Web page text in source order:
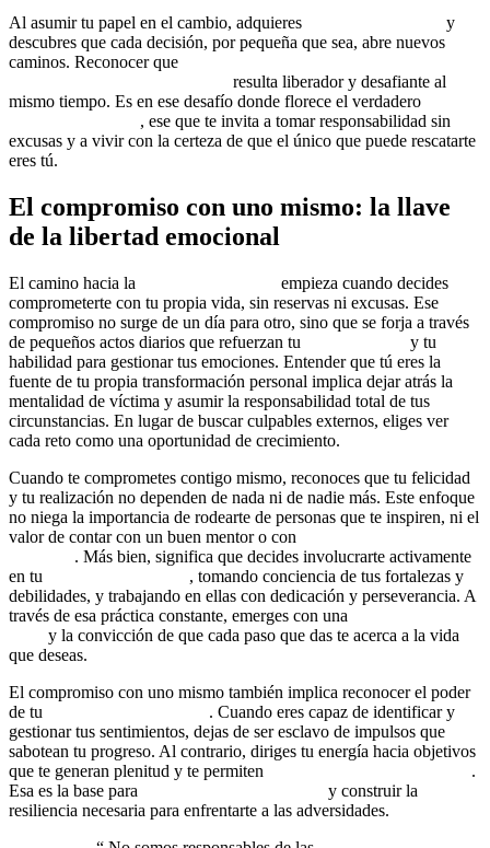
Al asumir tu papel en el cambio, adquieres
y
descubres que cada decisión, por pequeña que sea, abre nuevos
caminos. Reconocer que
resulta liberador y desafiante al
mismo tiempo. Es en ese desafío donde florece el verdadero
, ese que te invita a tomar responsabilidad sin
excusas y a vivir con la certeza de que el único que puede rescatarte
eres tú.
El compromiso con uno mismo: la llave
de la libertad emocional
El camino hacia la
empieza cuando decides
comprometerte con tu propia vida, sin reservas ni excusas. Ese
compromiso no surge de un día para otro, sino que se forja a través
de pequeños actos diarios que refuerzan tu
y tu
habilidad para gestionar tus emociones. Entender que tú eres la
fuente de tu propia transformación personal implica dejar atrás la
mentalidad de víctima y asumir la responsabilidad total de tus
circunstancias. En lugar de buscar culpables externos, eliges ver
cada reto como una oportunidad de crecimiento.
Cuando te comprometes contigo mismo, reconoces que tu felicidad
y tu realización no dependen de nada ni de nadie más. Este enfoque
no niega la importancia de rodearte de personas que te inspiren, ni el
valor de contar con un buen mentor o con
. Más bien, significa que decides involucrarte activamente
en tu
, tomando conciencia de tus fortalezas y
debilidades, y trabajando en ellas con dedicación y perseverancia. A
través de esa práctica constante, emerges con una
y la convicción de que cada paso que das te acerca a la vida
que deseas.
El compromiso con uno mismo también implica reconocer el poder
de tu
. Cuando eres capaz de identificar y
gestionar tus sentimientos, dejas de ser esclavo de impulsos que
sabotean tu progreso. Al contrario, diriges tu energía hacia objetivos
que te generan plenitud y te permiten
.
Esa es la base para
y construir la
resiliencia necesaria para enfrentarte a las adversidades.